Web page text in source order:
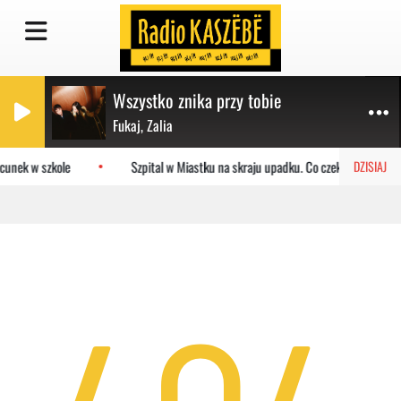
Wszystko znika przy tobie
Fukaj, Zalia
DZISIAJ
w szkole Szpital w Miastku na skraju upadku. Co czeka placówkę?